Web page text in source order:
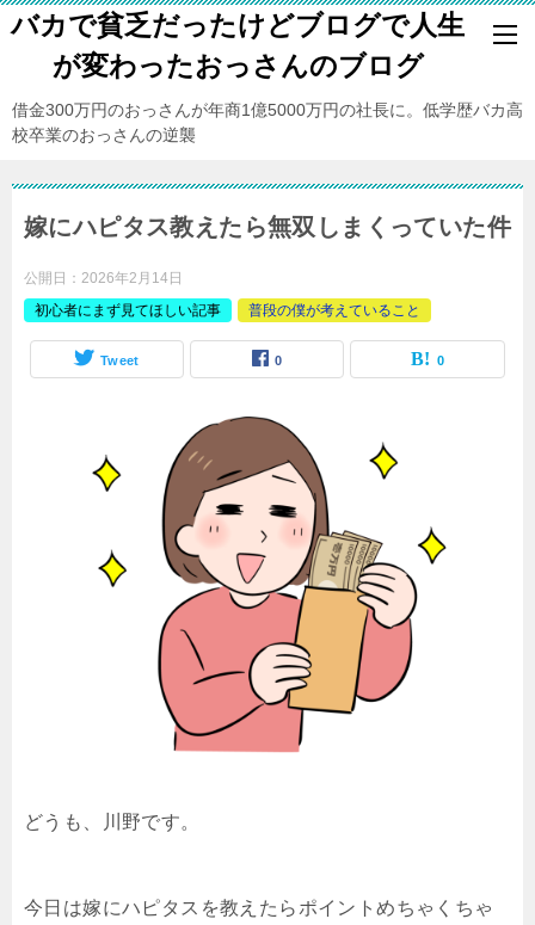
バカで貧乏だったけどブログで人生
が変わったおっさんのブログ
借金300万円のおっさんが年商1億5000万円の社長に。低学歴バカ高
校卒業のおっさんの逆襲
嫁にハピタス教えたら無双しまくっていた件
公開日： 2026年2月14日
初心者にまず見てほしい記事
普段の僕が考えていること
Tweet 0 0
どうも、川野です。
今日は嫁にハピタスを教えたらポイントめちゃくちゃ